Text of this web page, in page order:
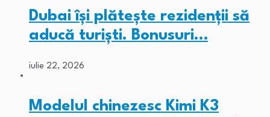
Dubai își plătește rezidenții să
aducă turiști. Bonusuri…
iulie 22, 2026
Modelul chinezesc Kimi K3